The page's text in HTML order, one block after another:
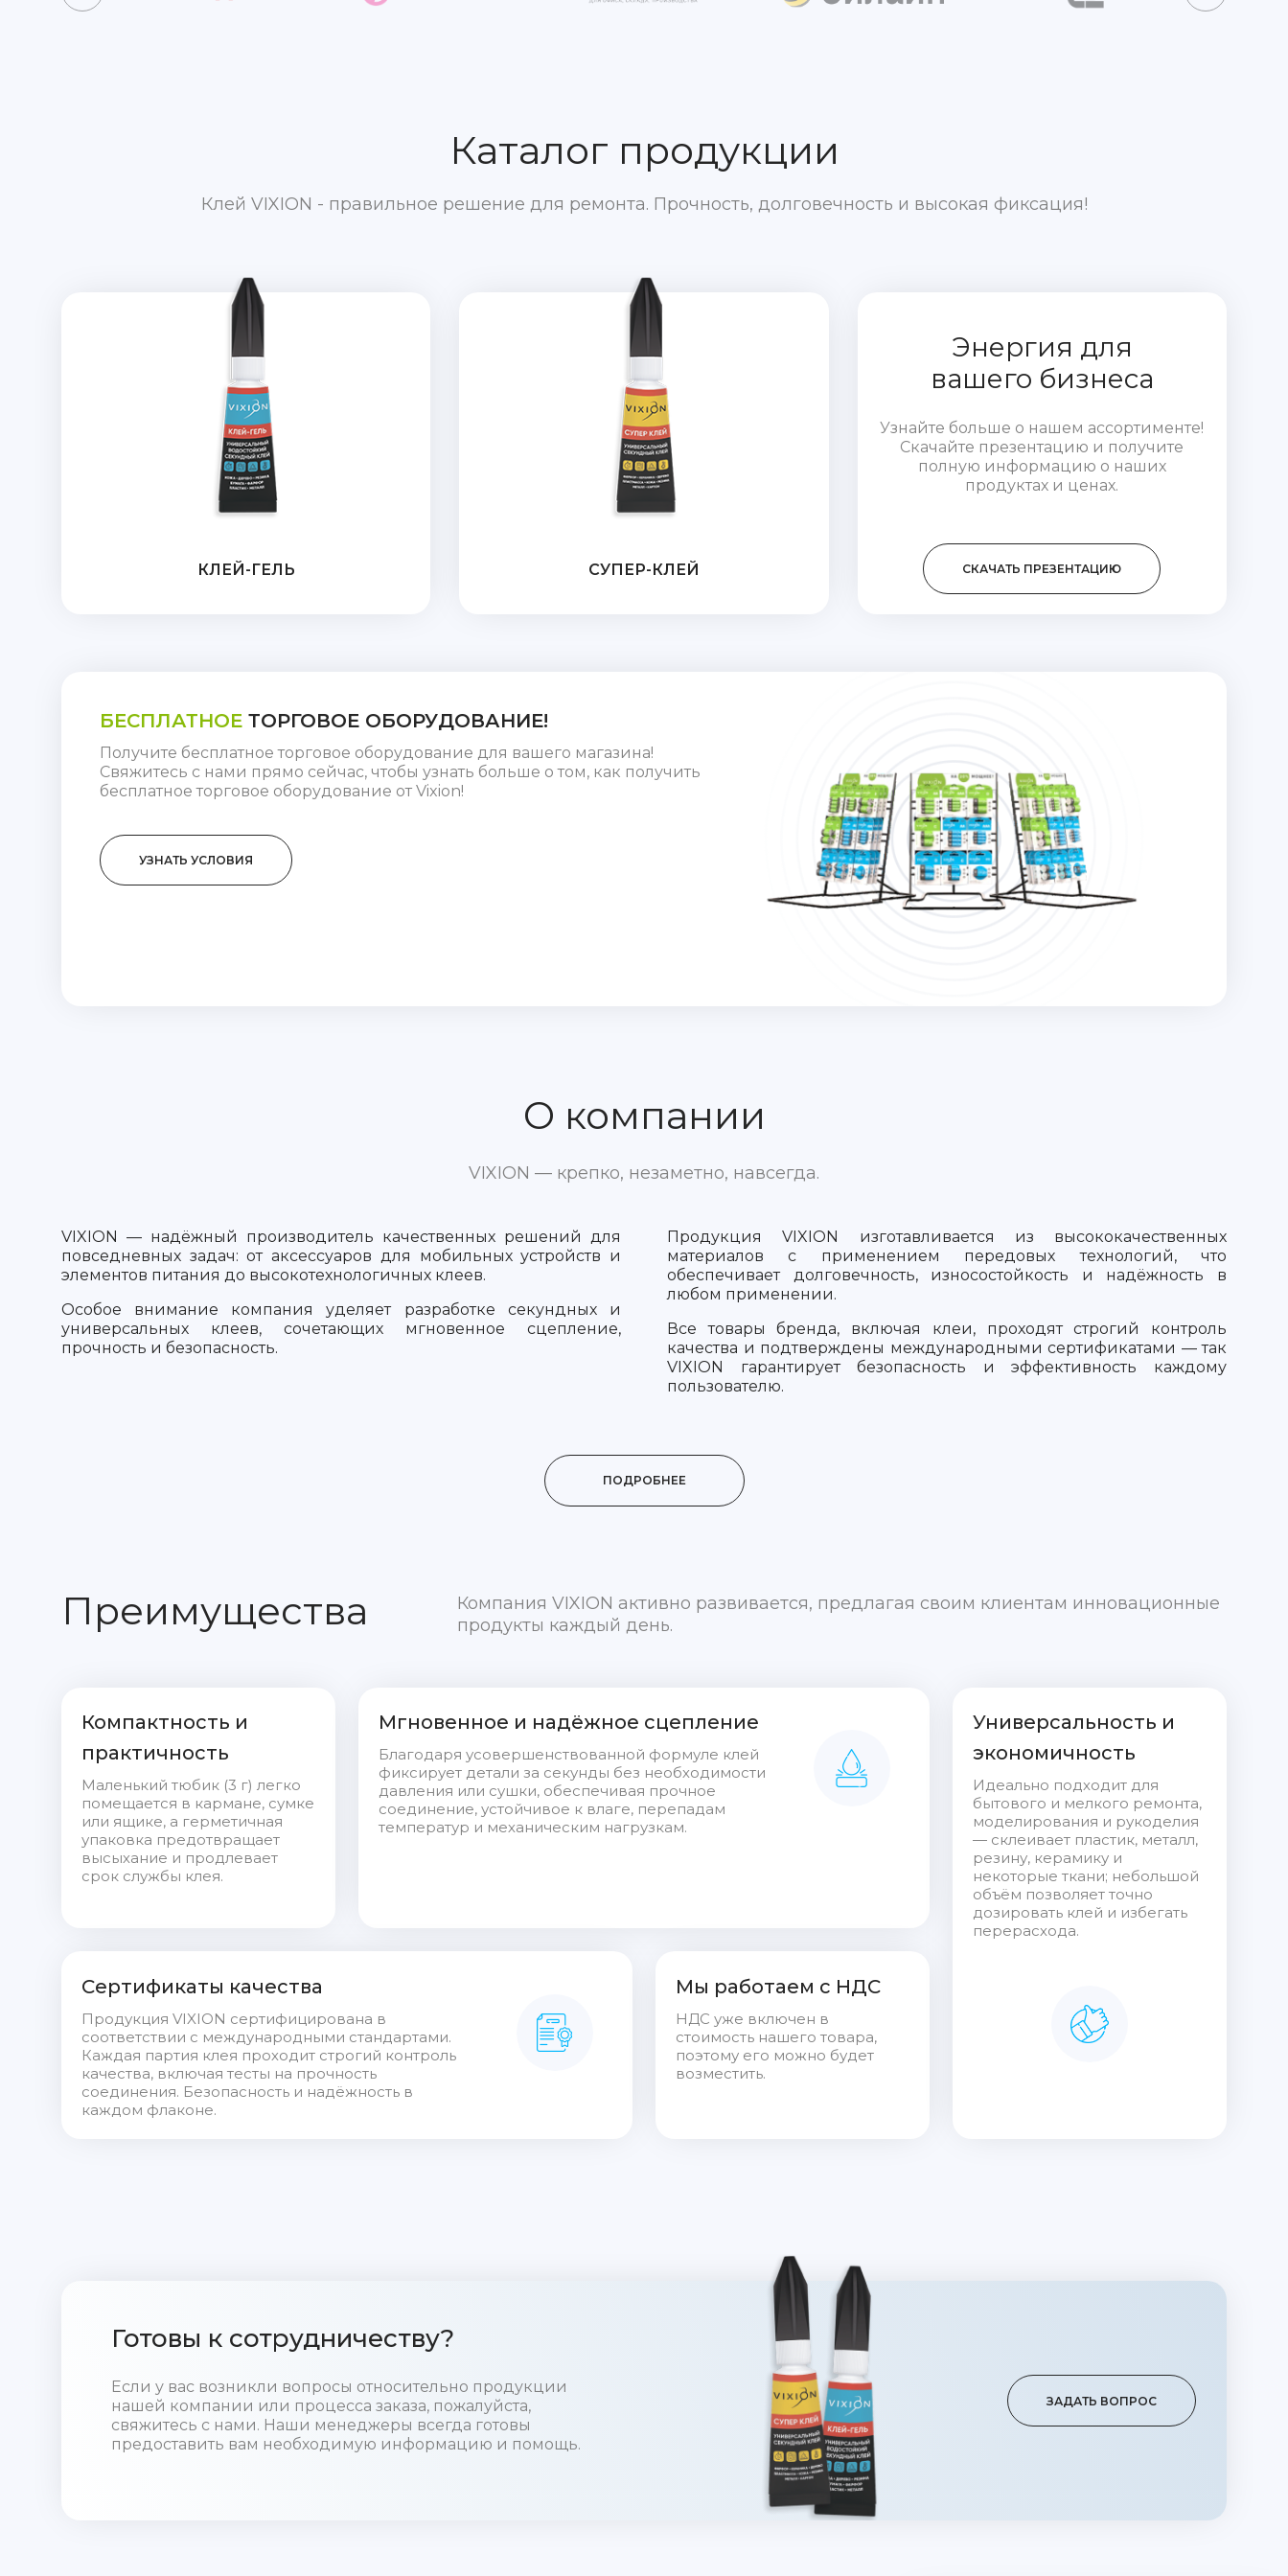
Каталог продукции
Клей VIXION - правильное решение для ремонта. Прочность, долговечность и высокая фиксация!
КЛЕЙ-ГЕЛЬ СУПЕР-КЛЕЙ
Энергия для
вашего бизнеса
Узнайте больше о нашем ассортименте!
Скачайте презентацию и получите
полную информацию о наших
продуктах и ценах.
CКАЧАТЬ ПРЕЗЕНТАЦИЮ
БЕСПЛАТНОЕ ТОРГОВОЕ ОБОРУДОВАНИЕ!
Получите бесплатное торговое оборудование для вашего магазина!
Свяжитесь с нами прямо сейчас, чтобы узнать больше о том, как получить
бесплатное торговое оборудование от Vixion!
УЗНАТЬ УСЛОВИЯ
О компании
VIXION — крепко, незаметно, навсегда.
VIXION — надёжный производитель качественных решений для
повседневных задач: от аксессуаров для мобильных устройств и
элементов питания до высокотехнологичных клеев.
Особое внимание компания уделяет разработке секундных и
универсальных клеев, сочетающих мгновенное сцепление,
прочность и безопасность.
Продукция VIXION изготавливается из высококачественных
материалов с применением передовых технологий, что
обеспечивает долговечность, износостойкость и надёжность в
любом применении.
Все товары бренда, включая клеи, проходят строгий контроль
качества и подтверждены международными сертификатами — так
VIXION гарантирует безопасность и эффективность каждому
пользователю.
ПОДРОБНЕЕ
Преимущества
Компания VIXION активно развивается, предлагая своим клиентам инновационные
продукты каждый день.
Компактность и
практичность
Маленький тюбик (3 г) легко
помещается в кармане, сумке
или ящике, а герметичная
упаковка предотвращает
высыхание и продлевает
срок службы клея.
Мгновенное и надёжное сцепление
Благодаря усовершенствованной формуле клей
фиксирует детали за секунды без необходимости
давления или сушки, обеспечивая прочное
соединение, устойчивое к влаге, перепадам
температур и механическим нагрузкам.
Сертификаты качества
Продукция VIXION сертифицирована в
соответствии с международными стандартами.
Каждая партия клея проходит строгий контроль
качества, включая тесты на прочность
соединения. Безопасность и надёжность в
каждом флаконе.
Мы работаем с НДС
НДС уже включен в
стоимость нашего товара,
поэтому его можно будет
возместить.
Универсальность и
экономичность
Идеально подходит для
бытового и мелкого ремонта,
моделирования и рукоделия
— склеивает пластик, металл,
резину, керамику и
некоторые ткани; небольшой
объём позволяет точно
дозировать клей и избегать
перерасхода.
Готовы к сотрудничеству?
Если у вас возникли вопросы относительно продукции
нашей компании или процесса заказа, пожалуйста,
свяжитесь с нами. Наши менеджеры всегда готовы
предоставить вам необходимую информацию и помощь.
ЗАДАТЬ ВОПРОС